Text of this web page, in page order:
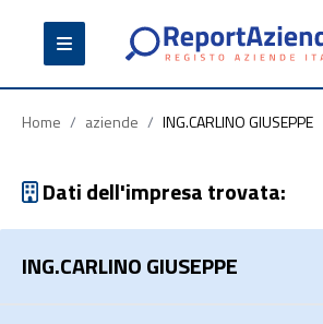
Partita
Iva
Codice
Fiscale
Ragione
Sociale
Cerca
Home / aziende / ING.CARLINO GIUSEPPE
Dati dell'impresa trovata:
ING.CARLINO GIUSEPPE